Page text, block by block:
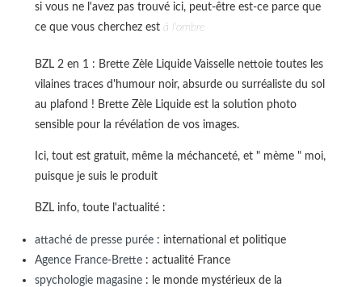
si vous ne l'avez pas trouvé ici, peut-être est-ce parce que
ce que vous cherchez est à l'ombre
BZL 2 en 1 : Brette Zèle Liquide Vaisselle nettoie toutes les
vilaines traces d'humour noir, absurde ou surréaliste du sol
au plafond ! Brette Zèle Liquide est la solution photo
sensible pour la révélation de vos images.
Ici, tout est gratuit, même la méchanceté, et " mème " moi,
puisque je suis le produit
BZL info, toute l'actualité :
attaché de presse purée: international et politique
Agence France-Brette: actualité France
spychologie magasine: le monde mystérieux de la